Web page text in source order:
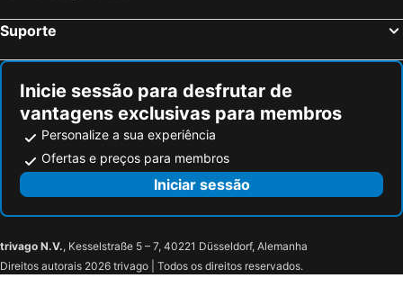
Suporte
Inicie sessão para desfrutar de
vantagens exclusivas para membros
Personalize a sua experiência
Ofertas e preços para membros
Iniciar sessão
trivago N.V., Kesselstraße 5 – 7, 40221 Düsseldorf, Alemanha
Direitos autorais 2026 trivago | Todos os direitos reservados.